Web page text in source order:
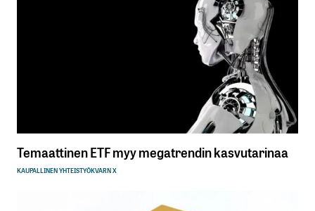
Temaattinen ETF myy megatrendin kasvutarinaa
KAUPALLINEN YHTEISTYÖKVARN X